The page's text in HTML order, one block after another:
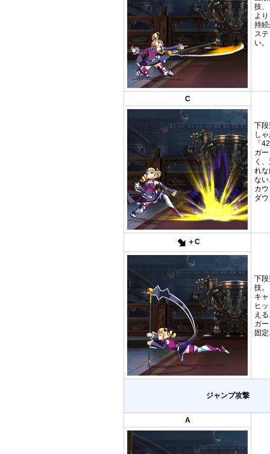
技
よ
持
ス
い。
C
下
し
「
ガ
く
れ
ない
カ
ダ
＋C
下
技。
キ
ヒ
え
ガ
固
ジャンプ攻撃
A